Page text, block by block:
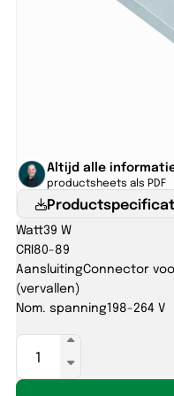
Altijd alle
productsheets als PDF
Watt39 W
CRI80-89
AansluitingConnector
(vervallen)
Nom. spanning198-264 V
SIRIUS-
1250x350x90mm